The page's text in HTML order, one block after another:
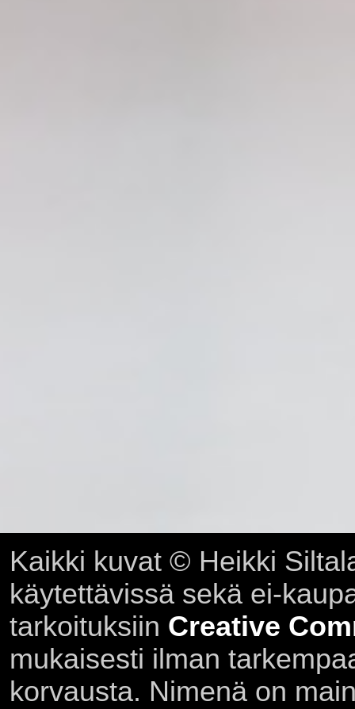
Kaikki kuvat © Heikki
käytettävissä sekä ei-
tarkoituksiin Creative
mukaisesti ilman
korvausta. Nimenä on